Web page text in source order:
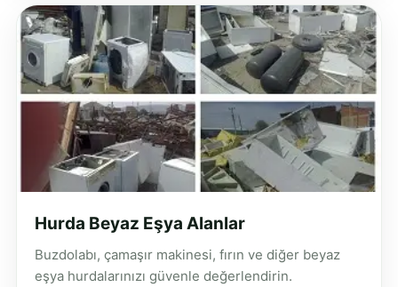
Hurda Beyaz Eşya Alanlar
Buzdolabı, çamaşır makinesi, fırın ve diğer beyaz
eşya hurdalarınızı güvenle değerlendirin.